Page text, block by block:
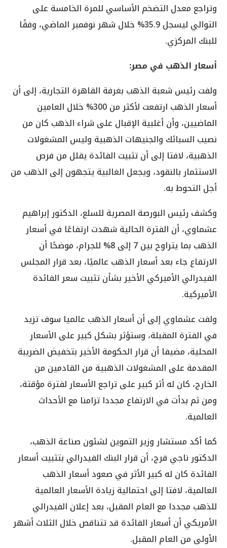
وتراجع معدل التضخم الأساسي للمرة الخامسة على
التوالي ليسجل 35.9% خلال شهر نوفمبر الماضي، وفقًا
للبنك المركزي.
أسعار الذهب في مصر:
ولفت رئيس شعبة الذهب بغرفة القاهرة التجارية، إلى أن
أسعار الذهب ارتفعت لأكثر من 300% خلال العامين
الماضيين، وأن أغلبية الإقبال على شراء الذهب كان من
نصيب السبائك والجنيهات الذهبية وليس المشغولات
الذهبية، لافتا إلى أن تثبيت الفائدة يقلل من فرص
الاستثمار بالنقود، ويجعل الغالبية يتجهون إلى الذهب من
أجل التحوط به.
وكشف رئيس البورصة المصرية للسلع، الدكتور إبراهيم
عشماوي، أن الفترة الحالية شهدت ارتفاعًا في أسعار
الذهب بما يتراوح بين 7 إلى 8% للجرام، موضحًا أن
الارتفاع جاء بعد أسعار الذهب عالميًا، بعد قرار المجلس
الفيدرالي الأميركي الأخير بشأن تثبيت سعر الفائدة
الأميركية.
ولفت عشماوي إلى أن أسعار الذهب عالميا سوف تزيد
في الفترة المقبلة، وستؤثر بشكل كبير على الأسعار
المحلية، مضيفا أن قرار الحكومة الأخير بتخفيض الضريبة
المقدمة على المشغولات الذهبية من القادمين من
الخارج، كان له أثر كبير على تراجع الأسعار لفترة مؤقتة،
ومن ثم بدأت في الارتفاع مجددا تزامنا مع الأحداث
العالمية.
كما أكد مستشار وزير التموين لشئون صناعة الذهب،
الدكتور ناجي فرج، أن قرار البنك الفيدرالي بتثبيت أسعار
الفائدة كان له كبير الأثر في صعود أسعار الذهب
العالمية، لافتا إلى احتمالية زيادة الأسعار العالمية
للذهب مجددا مع العام المقبل، بعد إعلان الفيدرالي
الأمريكي أن أسعار الفائدة قد تتناقص خلال الثلاث أشهر
الأولى من العام المقبل.